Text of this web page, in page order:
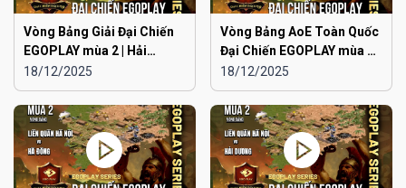
Vòng Bảng Giải Đại Chiến
EGOPLAY mùa 2 | Hải
Phòng vs Ninh Bình
18/12/2025
Vòng Bảng AoE Toàn Quốc
Đại Chiến EGOPLAY mùa 2 |
Japan vs Hải Phòng
18/12/2025